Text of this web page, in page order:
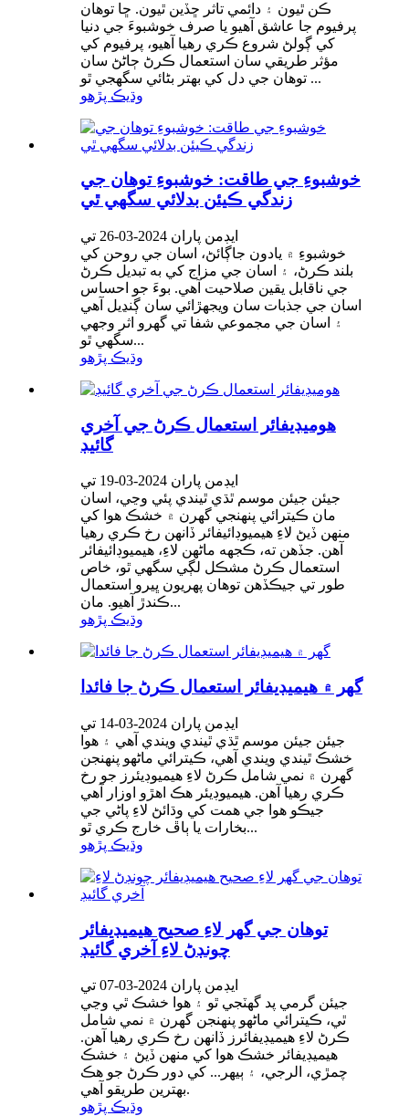
ڪن ٿيون ۽ دائمي تاثر ڇڏين ٿيون. ڇا توهان
پرفيوم جا عاشق آهيو يا صرف خوشبوءَ جي دنيا
کي ڳولڻ شروع ڪري رهيا آهيو، پرفيوم کي
مؤثر طريقي سان استعمال ڪرڻ ڄاڻڻ سان
توهان جي دل کي بهتر بڻائي سگهجي ٿو ...
وڌيڪ پڙهو
خوشبوءِ جي طاقت: خوشبوءِ توهان جي
زندگي ڪيئن بدلائي سگهي ٿي
ايڊمن پاران 2024-03-26 تي
خوشبوءِ ۾ يادون جاڳائڻ، اسان جي روحن کي
بلند ڪرڻ، ۽ اسان جي مزاج کي به تبديل ڪرڻ
جي ناقابل يقين صلاحيت آهي. بوءَ جو احساس
اسان جي جذبات سان ويجهڙائي سان ڳنڍيل آهي
۽ اسان جي مجموعي شفا تي گهرو اثر وجهي
سگهي ٿو...
وڌيڪ پڙهو
هوميڊيفائر استعمال ڪرڻ جي آخري
گائيڊ
ايڊمن پاران 2024-03-19 تي
جيئن جيئن موسم ٿڌي ٿيندي پئي وڃي، اسان
مان ڪيترائي پنهنجي گهرن ۾ خشڪ هوا کي
منهن ڏيڻ لاءِ هيميوڊائيفائر ڏانهن رخ ڪري رهيا
آهن. جڏهن ته، ڪجهه ماڻهن لاءِ، هيميوڊائيفائر
استعمال ڪرڻ مشڪل لڳي سگهي ٿو، خاص
طور تي جيڪڏهن توهان پهريون ڀيرو استعمال
ڪندڙ آهيو. مان...
وڌيڪ پڙهو
گهر ۾ هيميڊيفائر استعمال ڪرڻ جا فائدا
ايڊمن پاران 2024-03-14 تي
جيئن جيئن موسم ٿڌي ٿيندي ويندي آهي ۽ هوا
خشڪ ٿيندي ويندي آهي، ڪيترائي ماڻهو پنهنجن
گهرن ۾ نمي شامل ڪرڻ لاءِ هيميوڊيئرز جو رخ
ڪري رهيا آهن. هيميوڊيئر هڪ اهڙو اوزار آهي
جيڪو هوا جي همت کي وڌائڻ لاءِ پاڻي جي
بخارات يا ٻاڦ خارج ڪري ٿو...
وڌيڪ پڙهو
توهان جي گهر لاءِ صحيح هيميڊيفائر
چونڊڻ لاءِ آخري گائيڊ
ايڊمن پاران 2024-03-07 تي
جيئن گرمي پد گهٽجي ٿو ۽ هوا خشڪ ٿي وڃي
ٿي، ڪيترائي ماڻهو پنهنجن گهرن ۾ نمي شامل
ڪرڻ لاءِ هيميڊيفائرز ڏانهن رخ ڪري رهيا آهن.
هيميڊيفائر خشڪ هوا کي منهن ڏيڻ ۽ خشڪ
چمڙي، الرجي، ۽ ٻيهر... کي دور ڪرڻ جو هڪ
بهترين طريقو آهي.
وڌيڪ پڙهو